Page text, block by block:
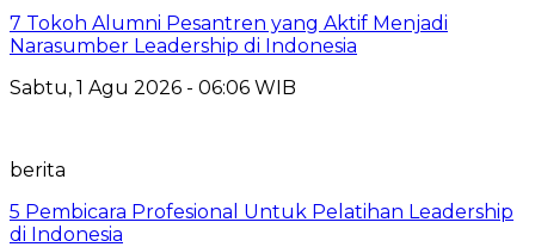
7 Tokoh Alumni Pesantren yang Aktif Menjadi
Narasumber Leadership di Indonesia
Sabtu, 1 Agu 2026 - 06:06 WIB
berita
5 Pembicara Profesional Untuk Pelatihan Leadership
di Indonesia